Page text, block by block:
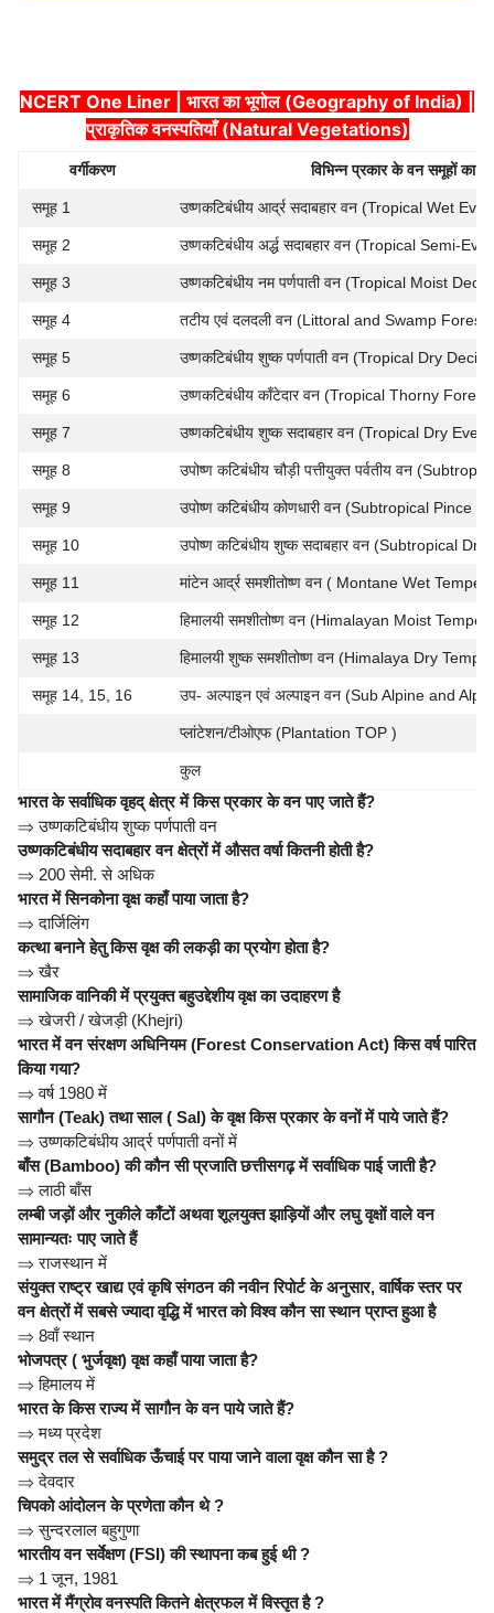
NCERT One Liner | भारत का भूगोल (Geography of India) |
प्राकृतिक वनस्पतियाँ (Natural Vegetations)
वर्गीकरण विभिन्न प्रकार के वन समूहों का
समूह 1 उष्णकटिबंधीय आर्द्र सदाबहार वन (Tropical Wet
समूह 2 उष्णकटिबंधीय अर्द्ध सदाबहार वन (Tropical Semi-
समूह 3 उष्णकटिबंधीय नम पर्णपाती वन (Tropical Moist
समूह 4 तटीय एवं दलदली वन (Littoral and Swamp Forest
समूह 5 उष्णकटिबंधीय शुष्क पर्णपाती वन (Tropical Dry
समूह 6 उष्णकटिबंधीय काँटेदार वन (Tropical Thorny Forest
समूह 7 उष्णकटिबंधीय शुष्क सदाबहार वन (Tropical Dry
समूह 8 उपोष्ण कटिबंधीय चौड़ी पत्तीयुक्त पर्वतीय वन
समूह 9 उपोष्ण कटिबंधीय कोणधारी वन (Subtropical Pince
समूह 10 उपोष्ण कटिबंधीय शुष्क सदाबहार वन (Subtropical
समूह 11 मांटेन आर्द्र समशीतोष्ण वन ( Montane Wet
समूह 12 हिमालयी समशीतोष्ण वन (Himalayan Moist
समूह 13 हिमालयी शुष्क समशीतोष्ण वन (Himalaya Dry
समूह 14, 15, 16 उप- अल्पाइन एवं अल्पाइन वन (Sub Alpine and
प्लांटेशन/टीओएफ (Plantation TOP )
कुल
भारत के सर्वाधिक वृहद् क्षेत्र में किस प्रकार के वन पाए जाते हैं?
⇒ उष्णकटिबंधीय शुष्क पर्णपाती वन
उष्णकटिबंधीय सदाबहार वन क्षेत्रों में औसत वर्षा कितनी होती है?
⇒ 200 सेमी. से अधिक
भारत में सिनकोना वृक्ष कहाँ पाया जाता है?
⇒ दार्जिलिंग
कत्था बनाने हेतु किस वृक्ष की लकड़ी का प्रयोग होता है?
⇒ खैर
सामाजिक वानिकी में प्रयुक्त बहुउद्देशीय वृक्ष का उदाहरण है
⇒ खेजरी / खेजड़ी (Khejri)
भारत में वन संरक्षण अधिनियम (Forest Conservation Act) किस वर्ष पारित
किया गया?
⇒ वर्ष 1980 में
सागौन (Teak) तथा साल ( Sal) के वृक्ष किस प्रकार के वनों में पाये जाते हैं?
⇒ उष्णकटिबंधीय आर्द्र पर्णपाती वनों में
बाँस (Bamboo) की कौन सी प्रजाति छत्तीसगढ़ में सर्वाधिक पाई जाती है?
⇒लाठी बाँस
लम्बी जड़ों और नुकीले काँटों अथवा शूलयुक्त झाड़ियों और लघु वृक्षों वाले वन
सामान्यतः पाए जाते हैं
⇒ राजस्थान में
संयुक्त राष्ट्र खाद्य एवं कृषि संगठन की नवीन रिपोर्ट के अनुसार, वार्षिक स्तर पर
वन क्षेत्रों में सबसे ज्यादा वृद्धि में भारत को विश्व कौन सा स्थान प्राप्त हुआ है
⇒ 8वाँ स्थान
भोजपत्र ( भुर्जवृक्ष) वृक्ष कहाँ पाया जाता है?
⇒हिमालय में
भारत के किस राज्य में सागौन के वन पाये जाते हैं?
⇒ मध्य प्रदेश
समुद्र तल से सर्वाधिक ऊँचाई पर पाया जाने वाला वृक्ष कौन सा है ?
⇒ देवदार
चिपको आंदोलन के प्रणेता कौन थे ?
⇒सुन्दरलाल बहुगुणा
भारतीय वन सर्वेक्षण (FSI) की स्थापना कब हुई थी ?
⇒ 1 जून, 1981
भारत में मैंग्रोव वनस्पति कितने क्षेत्रफल में विस्तृत है ?